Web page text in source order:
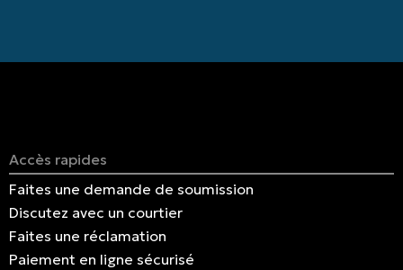
Accès rapides
Faites une demande de soumission
Discutez avec un courtier
Faites une réclamation
Paiement en ligne sécurisé